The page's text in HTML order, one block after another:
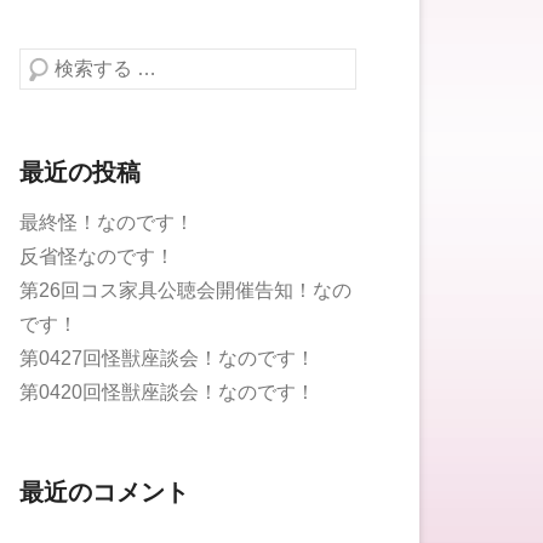
検索する
最近の投稿
最終怪！なのです！
反省怪なのです！
第26回コス家具公聴会開催告知！なの
です！
第0427回怪獣座談会！なのです！
第0420回怪獣座談会！なのです！
最近のコメント